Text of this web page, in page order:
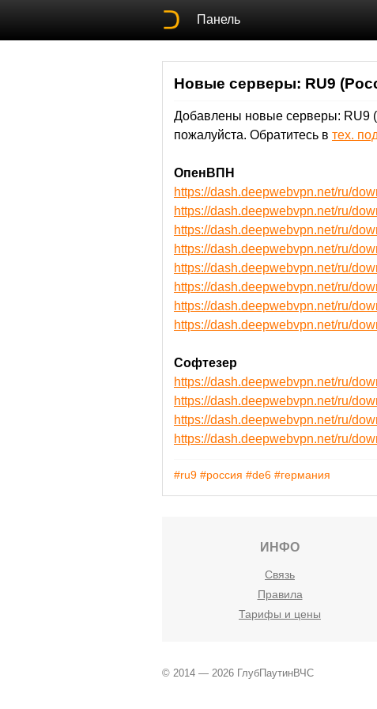
Панель
Новые серверы: RU9
Добавлены новые серверы: RU9
пожалуйста. Обратитесь в тех.
ОпенВПН
https://dash.deepwebvpn.net/ru/
https://dash.deepwebvpn.net/ru/
https://dash.deepwebvpn.net/ru/
https://dash.deepwebvpn.net/ru/
https://dash.deepwebvpn.net/ru/
https://dash.deepwebvpn.net/ru/
https://dash.deepwebvpn.net/ru/
https://dash.deepwebvpn.net/ru/
Софтезер
https://dash.deepwebvpn.net/ru/
https://dash.deepwebvpn.net/ru/
https://dash.deepwebvpn.net/ru/
https://dash.deepwebvpn.net/ru/
#ru9 #россия #de6 #германия
ИНФО
Связь
Правила
Тарифы и цены
© 2014 — 2026 ГлубПаутинВЧС